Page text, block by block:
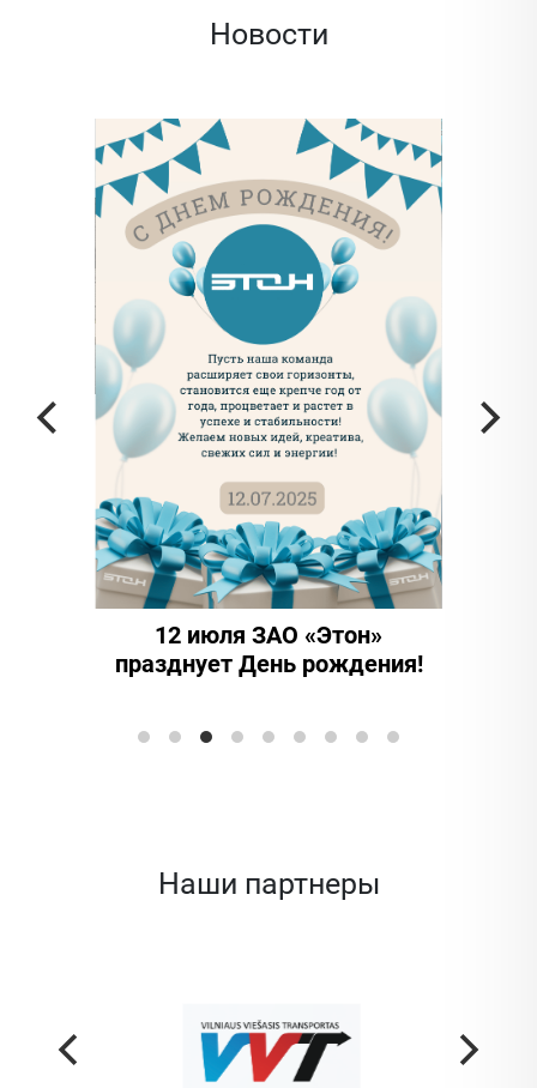
Новости
12 июля ЗАО «Этон»
празднует День рождения!
Наши партнеры